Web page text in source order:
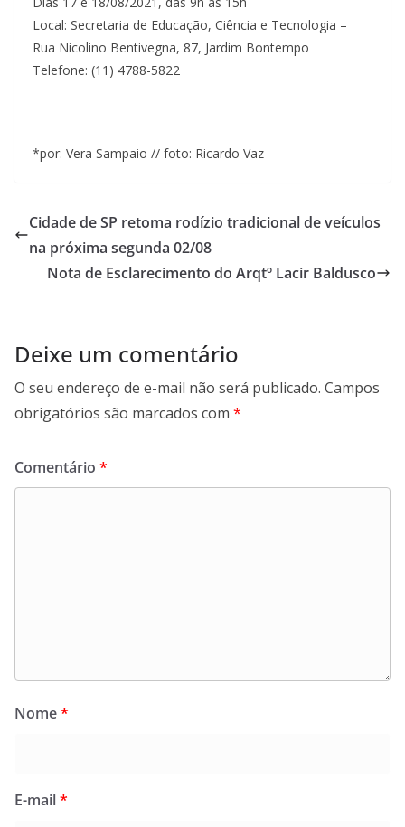
Local: Secretaria de Educação, Ciência e Tecnologia –
Rua Nicolino Bentivegna, 87, Jardim Bontempo
Telefone: (11) 4788-5822
*por: Vera Sampaio // foto: Ricardo Vaz
Cidade de SP retoma rodízio tradicional de veículos
na próxima segunda 02/08
Nota de Esclarecimento do Arqtº Lacir Baldusco
Deixe um comentário
O seu endereço de e-mail não será publicado. Campos
obrigatórios são marcados com *
Comentário *
Nome*
E-mail*